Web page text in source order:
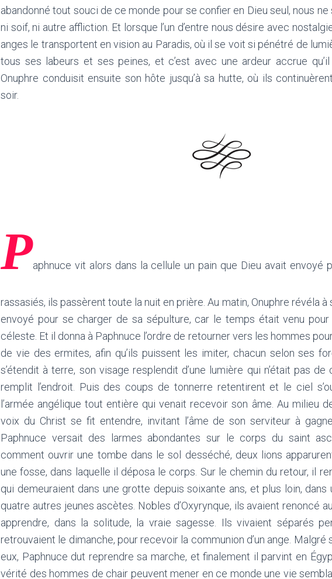
abandonné tout souci de ce monde pour se confier en Dieu seul, nous ne
ni soif, ni autre affliction. Et lorsque l’un d’entre nous désire avec
anges le transportent en vision au Paradis, où il se voit si pénétré de
tous ses labeurs et ses peines, et c’est avec une ardeur accrue
Onuphre conduisit ensuite son hôte jusqu’à sa hutte, où ils
soir.
Paphnuce vit alors dans la cellule un pain que Dieu avait envoyé
rassasiés, ils passèrent toute la nuit en prière. Au matin, Onuphre révéla à
envoyé pour se charger de sa sépulture, car le temps était venu
céleste. Et il donna à Paphnuce l’ordre de retourner vers les hommes
de vie des ermites, afin qu’ils puissent les imiter, chacun selon ses
s’étendit à terre, son visage resplendit d’une lumière qui n’était pas
remplit l’endroit. Puis des coups de tonnerre retentirent et le ciel
l’armée angélique tout entière qui venait recevoir son âme. Au milieu
voix du Christ se fit entendre, invitant l’âme de son serviteur à
Paphnuce versait des larmes abondantes sur le corps du saint
comment ouvrir une tombe dans le sol desséché, deux lions
une fosse, dans laquelle il déposa le corps. Sur le chemin du retour, il
qui demeuraient dans une grotte depuis soixante ans, et plus loin, dans
quatre autres jeunes ascètes. Nobles d’Oxyrynque, ils avaient renoncé
apprendre, dans la solitude, la vraie sagesse. Ils vivaient séparés
retrouvaient le dimanche, pour recevoir la communion d’un ange.
eux, Paphnuce dut reprendre sa marche, et finalement il parvint en
vérité des hommes de chair peuvent mener en ce monde une vie